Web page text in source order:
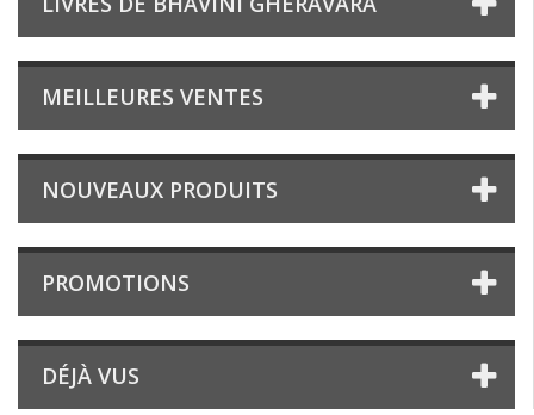
MEILLEURES VENTES
NOUVEAUX PRODUITS
PROMOTIONS
DÉJÀ VUS